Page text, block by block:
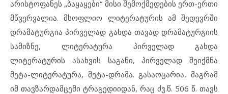
არისტოფანეს „ბაყაყები“ მისი შემოქმედების ერთ-ერთი
მწვერვალია. მსოფლიო ლიტერატურის ამ შედევრში
დრამატურგია პირველად გახდა თავად დრამატურგიის
სამიზნე, ლიტერატურა პირველად გახდა
ლიტერატურის ასახვის საგანი, პირველად შეიქმნა
მეტა-ლიტერატურა, მეტა-დრამა. გასაოცარია, მაგრამ
იმ თავზარდამცემი ტრაგედიიდან, რაც ძვ.წ. 506 წ. თავს